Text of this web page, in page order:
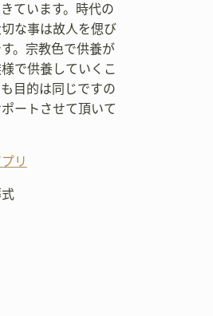
ています。時代の
な事は故人を偲び
。宗教色で供養が
で供養していくこ
目的は同じですの
ートさせて頂いて
リ